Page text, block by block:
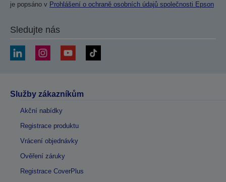
je popsáno v Prohlášení o ochraně osobních údajů společnosti Epson
Sledujte nás
Služby zákazníkům
Akční nabídky
Registrace produktu
Vrácení objednávky
Ověření záruky
Registrace CoverPlus